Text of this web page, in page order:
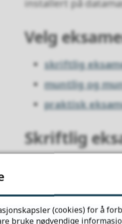
installert på
Velg
skriftlig
muntlig og
praktisk
Skriftlig
se hvilke
(cookies) for å
bruke nødvendige